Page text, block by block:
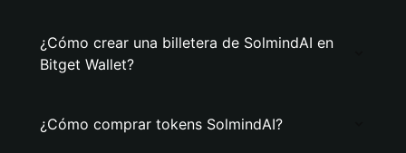
¿Cómo crear una billetera de SolmindAI en
Bitget Wallet?
¿Cómo comprar tokens SolmindAI?